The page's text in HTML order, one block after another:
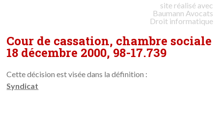
site réalisé avec
Baumann Avocats
Droit informatique
Cour de cassation, chambre sociale
18 décembre 2000, 98-17.739
Cette décision est visée dans la définition :
Syndicat